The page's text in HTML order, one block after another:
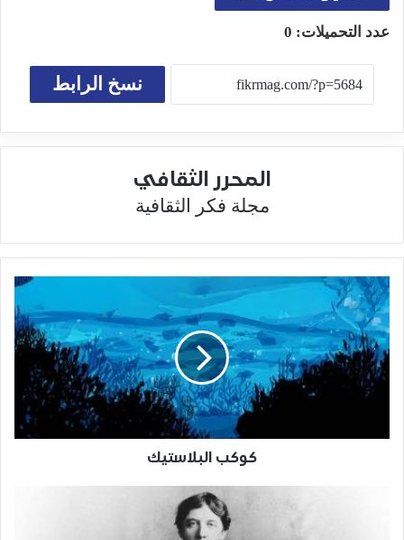
عدد التحميلات: 0
نسخ الرابط
المحرر الثقافي
مجلة فكر الثقافية
كوكب البلاستيك